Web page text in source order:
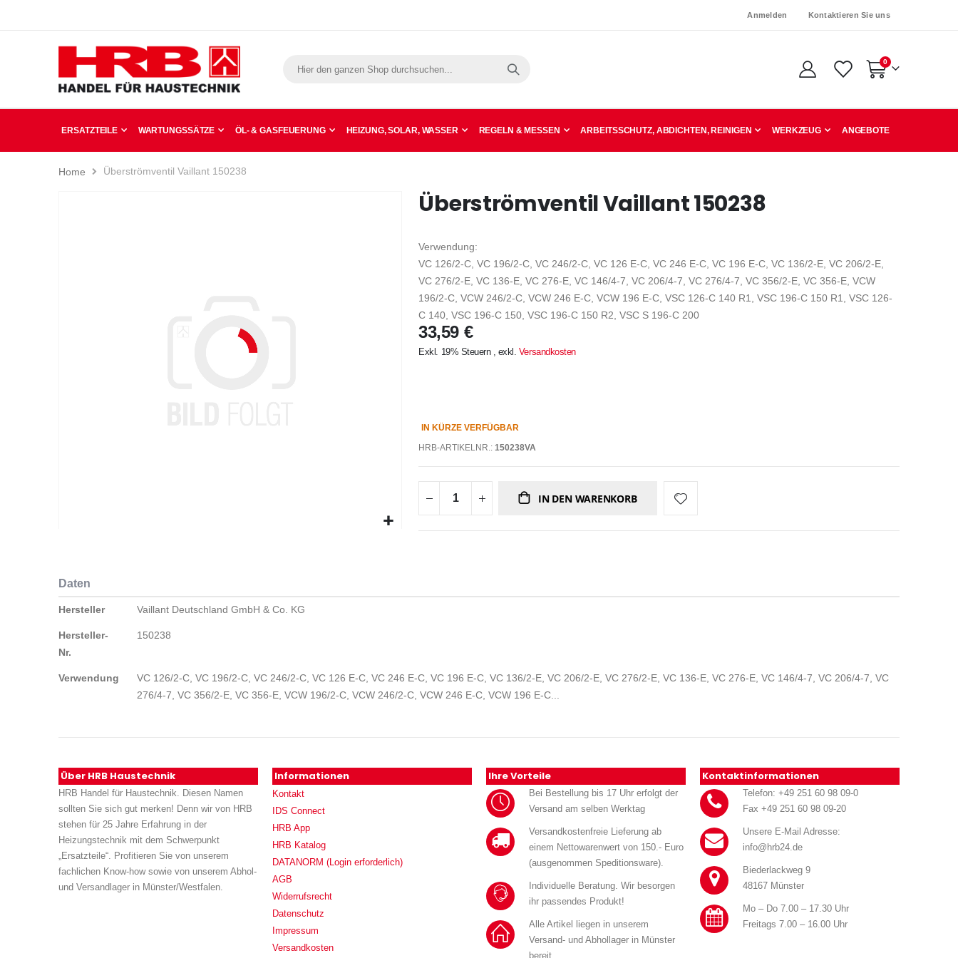
Anmelden Kontaktieren Sie uns
Warenkorb
0Artikel
ERSATZTEILE WARTUNGSSÄTZE ÖL- & GASFEUERUNG HEIZUNG, SOLAR, WASSER REGELN & MESSEN ARBEITSSCHUTZ, ABDICHTEN, REINIGEN WERKZEUG ANGEBOTE
Home Überströmventil Vaillant 150238
Bildergalerie
springen
Überströmventil Vaillant 150238
Verwendung:
VC 126/2-C, VC 196/2-C, VC 246/2-C, VC 126 E-C, VC 246 E-C, VC 196 E-C, VC 136/2-E, VC 206/2-E,
VC 276/2-E, VC 136-E, VC 276-E, VC 146/4-7, VC 206/4-7, VC 276/4-7, VC 356/2-E, VC 356-E, VCW
196/2-C, VCW 246/2-C, VCW 246 E-C, VCW 196 E-C, VSC 126-C 140 R1, VSC 196-C 150 R1, VSC 126-
C 140, VSC 196-C 150, VSC 196-C 150 R2, VSC S 196-C 200
33,59 €
Exkl. 19% Steuern , exkl. Versandkosten
IN KÜRZE VERFÜGBAR
HRB-ARTIKELNR.:150238VA
IN DEN WARENKORB
Daten
Daten
Hersteller Vaillant Deutschland GmbH & Co. KG
Hersteller-
Nr.
150238
Verwendung
VC 126/2-C, VC 196/2-C, VC 246/2-C, VC 126 E-C, VC 246 E-C, VC 196 E-C, VC 136/2-E, VC 206/2-E, VC 276/2-E, VC 136-E, VC 276-E, VC 146/4-7, VC 206/4-7, VC
276/4-7, VC 356/2-E, VC 356-E, VCW 196/2-C, VCW 246/2-C, VCW 246 E-C, VCW 196 E-C...
Über HRB Haustechnik
HRB Handel für Haustechnik. Diesen Namen
sollten Sie sich gut merken! Denn wir von HRB
stehen für 25 Jahre Erfahrung in der
Heizungstechnik mit dem Schwerpunkt
„Ersatzteile“. Profitieren Sie von unserem
fachlichen Know-how sowie von unserem Abhol-
und Versandlager in Münster/Westfalen.
Informationen
Kontakt
IDS Connect
HRB App
HRB Katalog
DATANORM (Login erforderlich)
AGB
Widerrufsrecht
Datenschutz
Impressum
Versandkosten
Ihre Vorteile
Bei Bestellung bis 17 Uhr erfolgt der
Versand am selben Werktag
Versandkostenfreie Lieferung ab
einem Nettowarenwert von 150.- Euro
(ausgenommen Speditionsware).
Individuelle Beratung. Wir besorgen
ihr passendes Produkt!
Alle Artikel liegen in unserem
Versand- und Abhollager in Münster
bereit.
Kontaktinformationen
Telefon: +49 251 60 98 09-0
Fax +49 251 60 98 09-20
Unsere E-Mail Adresse:
info@hrb24.de
Biederlackweg 9
48167 Münster
Mo – Do 7.00 – 17.30 Uhr
Freitags 7.00 – 16.00 Uhr